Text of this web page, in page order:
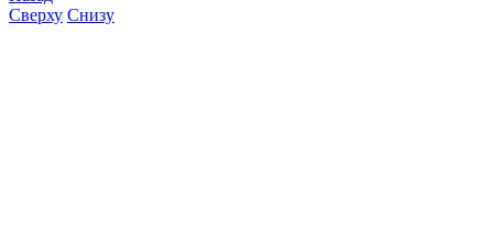
Сверху Снизу